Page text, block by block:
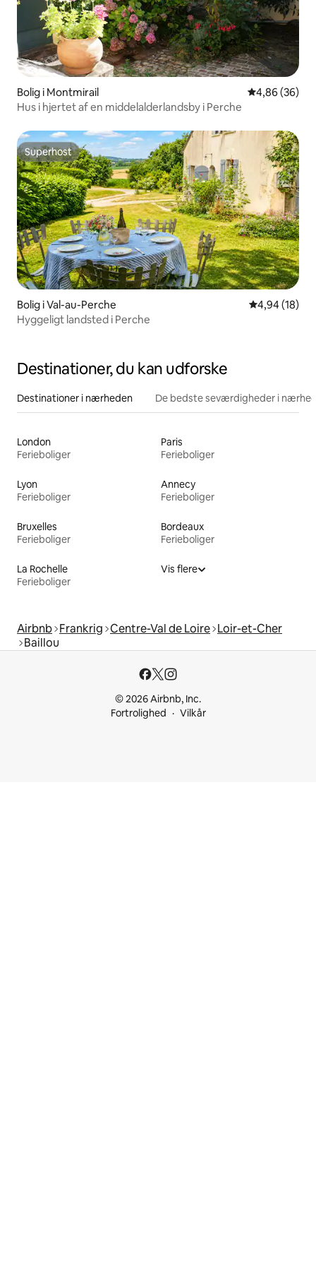
Bolig i Montmirail 4,86 ud af 5 i
4,86 (36)
Hus i hjertet af en middelalderlandsby i Perche
Superhost
Superhost
Bolig i Val-au-Perche 4,94 ud af 5 i
4,94 (18)
Hyggeligt landsted i Perche
Destinationer, du kan udforske
Destinationer i nærheden De bedste seværdigheder i
London
Ferieboliger
Paris
Ferieboliger
Lyon
Ferieboliger
Annecy
Ferieboliger
Bruxelles
Ferieboliger
Bordeaux
Ferieboliger
La Rochelle
Ferieboliger
Vis flere
Airbnb Frankrig Centre-Val de Loire Loir-et-Cher
Baillou
© 2026 Airbnb, Inc.
Fortrolighed
Vilkår